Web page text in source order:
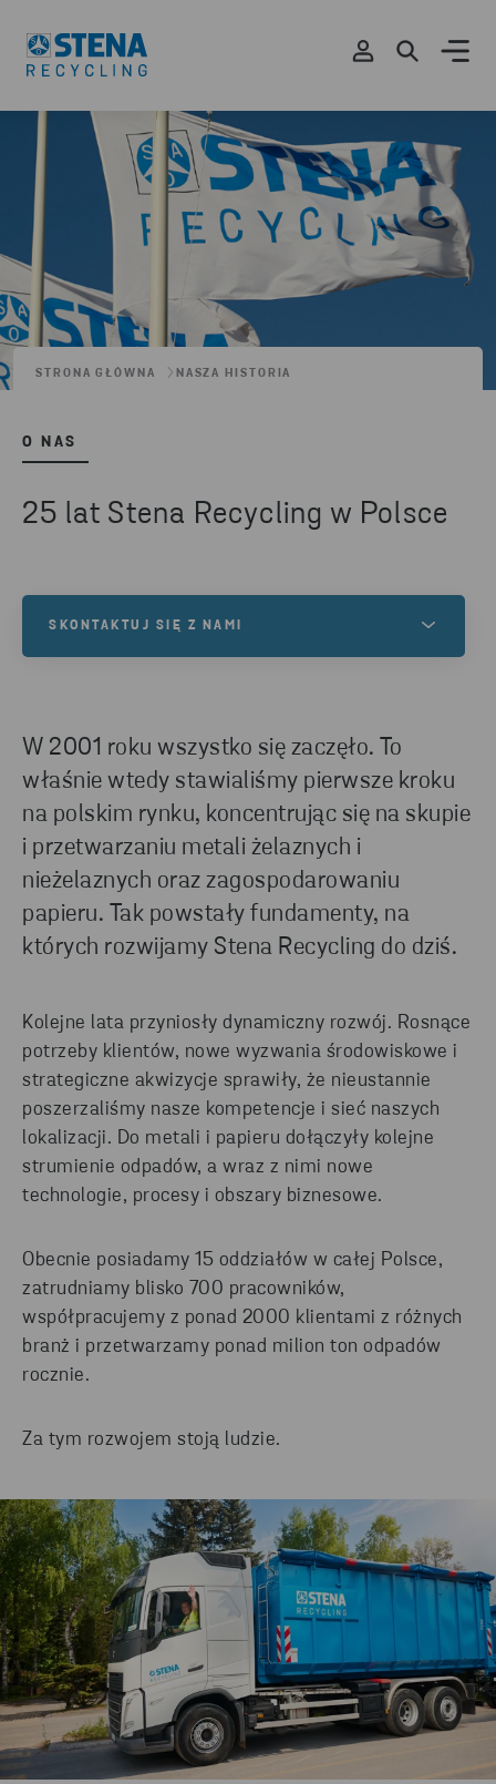
STRONA GŁÓWNA NASZA HISTORIA
O NAS
25 lat Stena Recycling w Polsce
W 2001 roku wszystko się zaczęło. To
właśnie wtedy stawialiśmy pierwsze kroku
na polskim rynku, koncentrując się na skupie
i przetwarzaniu metali żelaznych i
nieżelaznych oraz zagospodarowaniu
papieru. Tak powstały fundamenty, na
których rozwijamy Stena Recycling do dziś.
Kolejne lata przyniosły dynamiczny rozwój. Rosnące
potrzeby klientów, nowe wyzwania środowiskowe i
strategiczne akwizycje sprawiły, że nieustannie
poszerzaliśmy nasze kompetencje i sieć naszych
lokalizacji. Do metali i papieru dołączyły kolejne
strumienie odpadów, a wraz z nimi nowe
technologie, procesy i obszary biznesowe.
Obecnie posiadamy 15 oddziałów w całej Polsce,
zatrudniamy blisko 700 pracowników,
współpracujemy z ponad 2000 klientami z różnych
branż i przetwarzamy ponad milion ton odpadów
rocznie.
Za tym rozwojem stoją ludzie.
SKONTAKTUJ SIĘ Z NAMI
NAPISZ DO NAS